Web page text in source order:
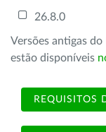
26.8.0
Versões antigas
estão disponíveis
REQUISITOS